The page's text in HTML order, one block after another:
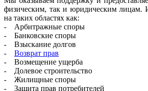
физическим, так и юридическим лицам.
на таких областях как:
- Арбитражные споры
- Банковские споры
- Взыскание долгов
- Возврат прав
- Возмещение ущерба
- Долевое строительство
- Жилищные споры
- Защита прав потребителей